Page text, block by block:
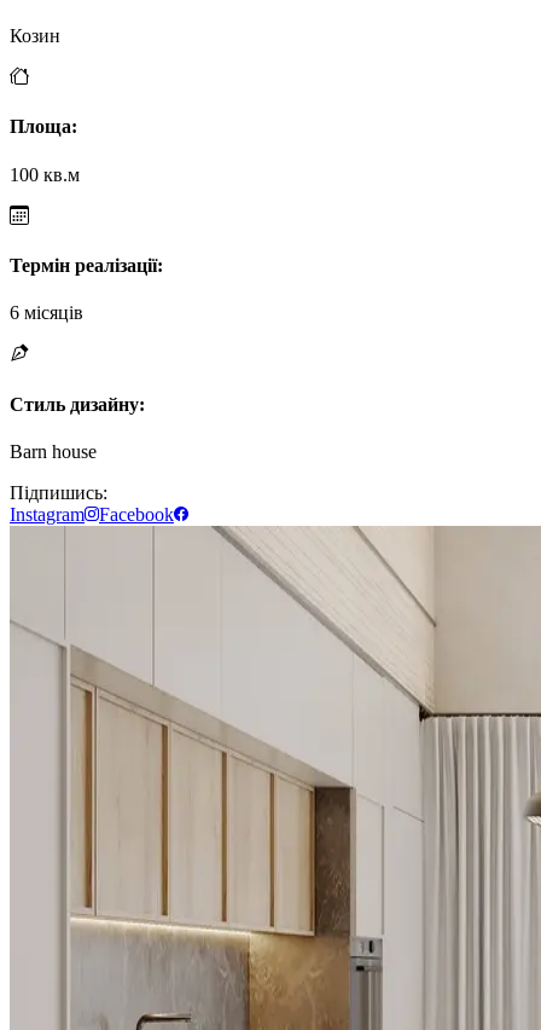
Козин
Площа:
100 кв.м
Термін реалізації:
6 місяців
Стиль дизайну:
Barn house
Підпишись:
Instagram
Facebook